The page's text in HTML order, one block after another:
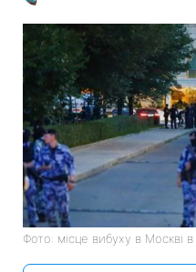
Фото: місце вибуху в Москві